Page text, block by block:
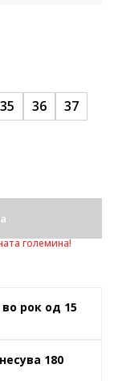
35 36
37
големина!
рок од 15
180